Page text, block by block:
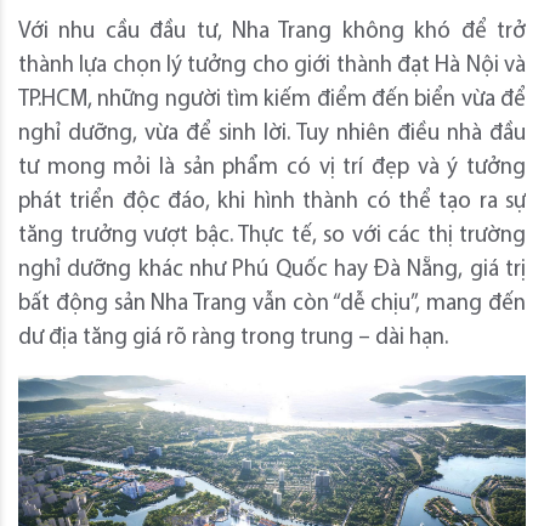
Với nhu cầu đầu tư, Nha Trang không khó để trở
thành lựa chọn lý tưởng cho giới thành đạt Hà Nội và
TP.HCM, những người tìm kiếm điểm đến biển vừa để
nghỉ dưỡng, vừa để sinh lời. Tuy nhiên điều nhà đầu
tư mong mỏi là sản phẩm có vị trí đẹp và ý tưởng
phát triển độc đáo, khi hình thành có thể tạo ra sự
tăng trưởng vượt bậc. Thực tế, so với các thị trường
nghỉ dưỡng khác như Phú Quốc hay Đà Nẵng, giá trị
bất động sản Nha Trang vẫn còn “dễ chịu”, mang đến
dư địa tăng giá rõ ràng trong trung – dài hạn.